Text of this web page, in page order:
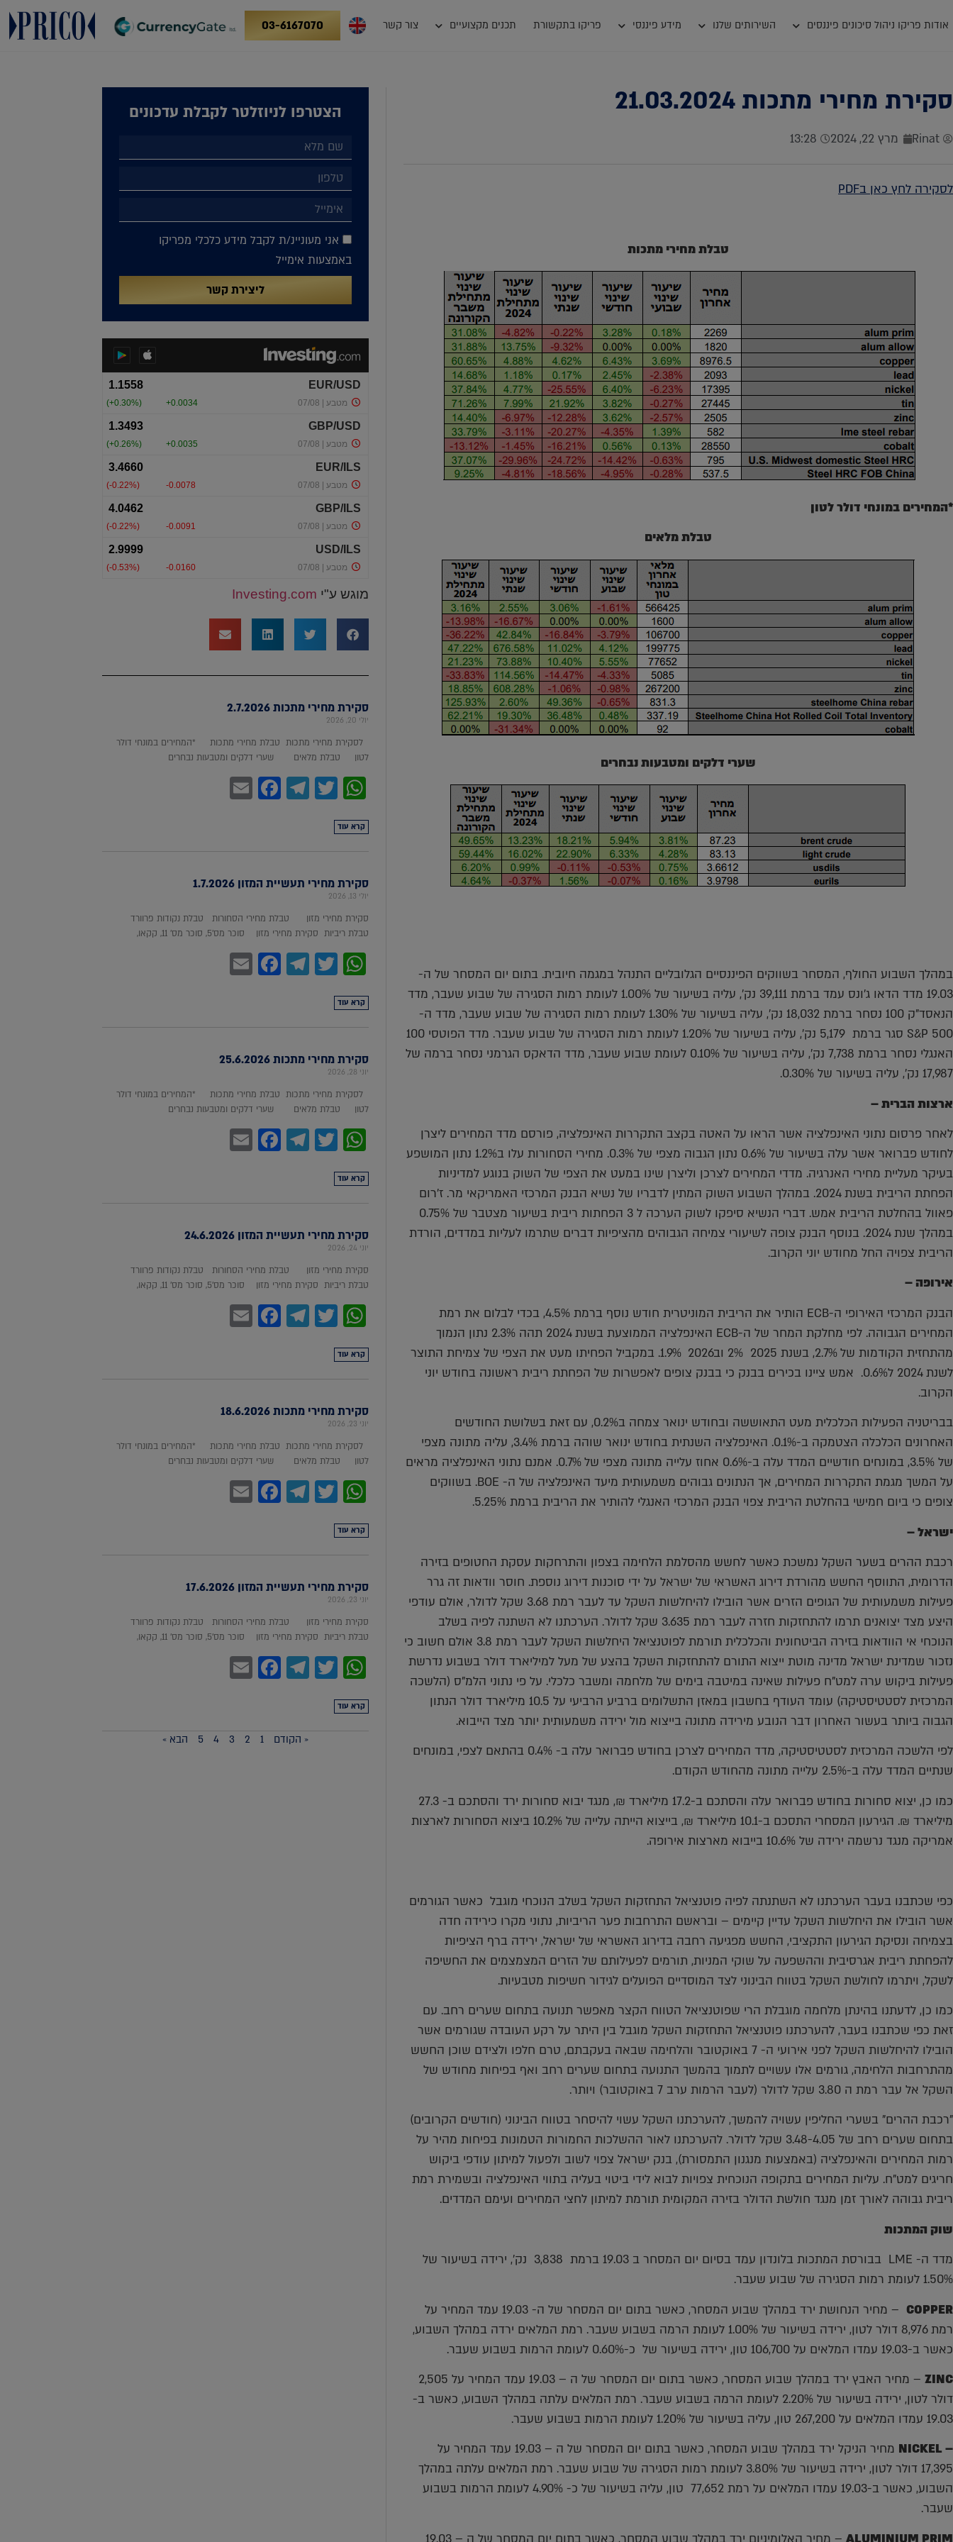
אודות פריקו ניהול סיכונים פיננסים השירותים שלנו מידע פיננסי פריקו בתקשורת תכנים מקצועיים צור קשר 03-6167070
סקירת מחירי מתכות 21.03.2024
Rinat מרץ 22, 2024 13:28
לסקירה לחץ כאן בPDF
טבלת מחירי מתכות
*המחירים במונחי דולר לטון
טבלת מלאים
שערי דלקים ומטבעות נבחרים
במהלך השבוע החולף, המסחר בשווקים הפיננסיים הגלובליים התנהל במגמה חיובית. בתום יום המסחר של ה-
19.03 מדד הדאו ג'ונס עמד ברמת 39,111 נק', עליה בשיעור של 1.00% לעומת רמות הסגירה של שבוע שעבר, מדד
הנאסד"ק 100 נסחר ברמת 18,032 נק', עליה בשיעור של 1.30% לעומת רמות הסגירה של שבוע שעבר, מדד ה-
S&P 500 סגר ברמת 5,179 נק', עליה בשיעור של 1.20% לעומת רמות הסגירה של שבוע שעבר. מדד הפוטסי 100
האנגלי נסחר ברמת 7,738 נק', עליה בשיעור של 0.10% לעומת שבוע שעבר, מדד הדאקס הגרמני נסחר ברמה של
17,987 נק', עליה בשיעור של 0.30%.
ארצות הברית –
לאחר פרסום נתוני האינפלציה אשר הראו על האטה בקצב התקררות האינפלציה, פורסם מדד המחירים ליצרן
לחודש פברואר אשר עלה בשיעור של 0.6% נתון הגבוה מצפי של 0.3%. מחירי הסחורות עלו ב1.2% נתון המושפע
בעיקר מעליית מחירי האנרגיה. מדדי המחירים לצרכן וליצרן שינו במעט את הצפי של השוק בנוגע למדיניות
הפחתת הריבית בשנת 2024. במהלך השבוע השוק המתין לדבריו של נשיא הבנק המרכזי האמריקאי מר. ז'רום
פאוול בהחלטת הריבית אמש. דברי הנשיא סיפקו לשוק הערכה ל 3 הפחתות ריבית בשיעור מצטבר של 0.75%
במהלך שנת 2024. בנוסף הבנק צופה לשיעורי צמיחה הגבוהים מהציפיות דברים שתרמו לעליות במדדים, הורדת
הריבית צפויה החל מחודש יוני הקרוב.
אירופה –
הבנק המרכזי האירופי ה-ECB הותיר את הריבית המוניטרית חודש נוסף ברמת 4.5%, בכדי לבלום את רמת
המחירים הגבוהה. לפי מחלקת המחר של ה-ECB האינפלציה הממוצעת בשנת 2024 תהה 2.3% נתון הנמוך
מהתחזית הקודמות של 2.7%, בשנת 2025 2% וב2026 1.9%. במקביל הפחיתו מעט את הצפי של צמיחת התוצר
לשנת 2024 ל0.6%. אמש ציינו בכירים בבנק כי בבנק צופים לאפשרות של הפחתת ריבית ראשונה בחודש יוני
הקרוב.
בבריטניה הפעילות הכלכלית מעט התאוששה ובחודש ינואר צמחה ב0.2%, עם זאת בשלושת החודשים
האחרונים הכלכלה הצטמקה ב-0.1%. האינפלציה השנתית בחודש ינואר שוהה ברמת 3.4%, עליה מתונה מצפי
של 3.5%, במונחים חודשיים המדד עלה ב-0.6% אחוז עלייה מתונה מצפי של 0.7%. אמנם נתוני האינפלציה מראים
על המשך מגמת התקררות המחירים, אך הנתונים גבוהים משמעותית מיעד האינפלציה של ה- BOE. בשווקים
צופים כי ביום חמישי בהחלטת הריבית צפוי הבנק המרכזי האנגלי להותיר את הריבית ברמת 5.25%.
ישראל –
רכבת ההרים בשער השקל נמשכת כאשר לחשש מהסלמת הלחימה בצפון והתרחקות עסקת החטופים בזירה
הדרומית, התווסף החשש מהורדת דירוג האשראי של ישראל על ידי סוכנות דירוג נוספת. חוסר וודאות זה גרר
פעילות משמעותית של הגופים הזרים אשר הובילו להיחלשות השקל עד לעבר רמת 3.68 שקל לדולר, אולם עודפי
היצע מצד יצואנים תרמו להתחזקות חזרה לעבר רמת 3.635 שקל לדולר. הערכתנו לא השתנה לפיה בשלב
הנוכחי אי הוודאות בזירה הביטחונית והכלכלית תורמת לפוטנציאל היחלשות השקל לעבר רמת 3.8 אולם חשוב כי
נזכור שמדינת ישראל מדינה מוטת ייצוא התורם להתחזקות השקל בהצע של מעל למיליארד דולר בשבוע נדרשת
פעילות ביקוש ערה למט"ח פעילות שאינה במיטבה בימים של מלחמה ומשבר כלכלי. על פי נתוני הלמ"ס (הלשכה
המרכזית לסטטיסטיקה) עומד העודף בחשבון במאזן התשלומים ברביע הרביעי על 10.5 מיליארד דולר הנתון
הגבוה ביותר בעשור האחרון דבר הנובע מירידה מתונה בייצוא מול ירידה משמעותית יותר מצד הייבוא.
לפי הלשכה המרכזית לסטטיסטיקה, מדד המחירים לצרכן בחודש פברואר עלה ב- 0.4% בהתאם לצפי, במונחים
שנתיים המדד עלה ב-2.5% עלייה מתונה מהחודש הקודם.
כמו כן, יצוא סחורות בחודש פברואר עלה והסתכם ב-17.2 מיליארד ₪, מנגד יבוא סחורות ירד והסתכם ב- 27.3
מיליארד ₪. הגירעון המסחרי התסכם ב-10.1 מיליארד ₪, בייצוא הייתה עלייה של 10.2% ביצוא הסחורות לארצות
אמריקה מנגד נרשמה ירידה של 10.6% בייבוא מארצות אירופה.
כפי שכתבנו בעבר הערכתנו לא השתנתה לפיה פוטנציאל התחזקות השקל בשלב הנוכחי מוגבל כאשר הגורמים
אשר הובילו את היחלשות השקל עדיין קיימים – ובראשם התרחבות פער הריביות, נתוני מקרו כירידה חדה
בצמיחה ונסיקת הגירעון התקציבי, החשש מפגיעה רחבה בדירוג האשראי של ישראל, ירידה ברף הציפיות
להפחתת ריבית אגרסיבית וההשפעה על שוקי המניות, תורמים לפעילותם של הזרים המצמצמים את החשיפה
לשקל, ויתרמו לחולשת השקל בטווח הבינוני לצד המוסדיים הפועלים לגידור חשיפות מטבעיות.
כמו כן, לדעתנו בהינתן מלחמה מוגבלת הרי שפוטנציאל הטווח הקצר מאפשר תנועה בתחום שערים רחב. עם
זאת כפי שכתבנו בעבר, להערכתנו פוטנציאל התחזקות השקל מוגבל בין היתר על רקע העובדה שגורמים אשר
הובילו להיחלשות השקל לפני אירועי ה- 7 באוקטובר והלחימה שבאה בעקבתם, טרם חלפו ולצידם שוכן החשש
מהתרחבות הלחימה, גורמים אלו עשויים לתמוך בהמשך התנועה בתחום שערים רחב ואף בפיחות מחודש של
השקל אל עבר רמת ה 3.80 שקל לדולר (לעבר הרמות ערב 7 באוקטובר) ויותר.
"רכבת ההרים" בשערי החליפין עשויה להמשך, להערכתנו השקל עשוי להיסחר בטווח הבינוני (חודשים הקרובים)
בתחום שערים רחב של 3.48-4.05 שקל לדולר. להערכתנו לאור ההשלכות החמורות הטמונות בפיחות מהיר על
רמות המחירים והאינפלציה (באמצעות מנגנון התמסורת), בנק ישראל צפוי לשוב ולפעול למיתון עודפי ביקוש
חריגים למט"ח. עליות המחירים בתקופה הנוכחית צפויות לבוא לידי ביטוי בעליה בתווי האינפלציה ובשמירת רמת
ריבית גבוהה לאורך זמן מנגד חולשת הדולר בזירה המקומית תורמת למיתון לחצי המחירים ועימם המדדים.
שוק המתכות
מדד ה- LME בבורסת המתכות בלונדון עמד בסיום יום המסחר ב 19.03 ברמת 3,838 נק', ירידה בשיעור של
1.50% לעומת רמות הסגירה של שבוע שעבר.
COPPER
– מחיר הנחושת ירד במהלך שבוע המסחר, כאשר בתום יום המסחר של ה- 19.03 עמד המחיר על
רמת 8,976 דולר לטון, ירידה בשיעור של 1.00% לעומת הרמה בשבוע שעבר. רמת המלאים ירדה במהלך השבוע,
כאשר ב-19.03 עמדו המלאים על 106,700 טון, ירידה בשיעור של כ-0.60% לעומת הרמות בשבוע שעבר.
ZINC
– מחיר האבץ ירד במהלך שבוע המסחר, כאשר בתום יום המסחר של ה – 19.03 עמד המחיר על 2,505
דולר לטון, ירידה בשיעור של 2.20% לעומת הרמה בשבוע שעבר. רמת המלאים עלתה במהלך השבוע, כאשר ב-
19.03 עמדו המלאים על 267,200 טון, עליה בשיעור של 1.20% לעומת הרמות בשבוע שעבר.
– NICKEL
מחיר הניקל ירד במהלך שבוע המסחר, כאשר בתום יום המסחר של ה – 19.03 עמד המחיר על
17,395 דולר לטון, ירידה בשיעור של 3.80% לעומת רמות הסגירה של שבוע שעבר. רמת המלאים עלתה במהלך
השבוע, כאשר ב-19.03 עמדו המלאים על רמת 77,652 טון, עליה בשיעור של כ- 4.90% לעומת הרמות בשבוע
שעבר.
ALUMINIUM PRIM
– מחיר האלומיניום ירד במהלך שבוע המסחר, כאשר בתום יום המסחר של ה – 19.03
הצטרפו לניוזלטר לקבלת עדכונים
אני מעוניינ/ת לקבל מידע כלכלי מפריקו
באמצעות אימייל
ליצירת קשר
מוגש ע"י Investing.com
סקירת מחירי מתכות 2.7.2026
יולי 20, 2026
לסקירת מחירי מתכות טבלת מחירי מתכות *המחירים במונחי דולר
לטון טבלת מלאים שערי דלקים ומטבעות נבחרים
WhatsApp
Twitter
Telegram
Facebook
Email
קרא עוד
סקירת מחירי תעשיית המזון 1.7.2026
יולי 13, 2026
סקירת מחירי מזון טבלת מחירי הסחורות טבלת נקודות פרוורד
טבלת ריביות סקירת מחירי מזון סוכר מס'5, סוכר מס' 11, קקאו,
WhatsApp
Twitter
Telegram
Facebook
Email
קרא עוד
סקירת מחירי מתכות 25.6.2026
יוני 28, 2026
לסקירת מחירי מתכות טבלת מחירי מתכות *המחירים במונחי דולר
לטון טבלת מלאים שערי דלקים ומטבעות נבחרים
WhatsApp
Twitter
Telegram
Facebook
Email
קרא עוד
סקירת מחירי תעשיית המזון 24.6.2026
יוני 24, 2026
סקירת מחירי מזון טבלת מחירי הסחורות טבלת נקודות פרוורד
טבלת ריביות סקירת מחירי מזון סוכר מס'5, סוכר מס' 11, קקאו,
WhatsApp
Twitter
Telegram
Facebook
Email
קרא עוד
סקירת מחירי מתכות 18.6.2026
יוני 23, 2026
לסקירת מחירי מתכות טבלת מחירי מתכות *המחירים במונחי דולר
לטון טבלת מלאים שערי דלקים ומטבעות נבחרים
WhatsApp
Twitter
Telegram
Facebook
Email
קרא עוד
סקירת מחירי תעשיית המזון 17.6.2026
יוני 23, 2026
סקירת מחירי מזון טבלת מחירי הסחורות טבלת נקודות פרוורד
טבלת ריביות סקירת מחירי מזון סוכר מס'5, סוכר מס' 11, קקאו,
WhatsApp
Twitter
Telegram
Facebook
Email
קרא עוד
« הקודם 1
2
3
4
5 הבא »